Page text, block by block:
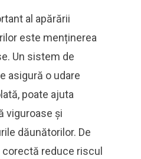
al apărării
este menținerea
Un sistem de
asigură o udare
poate ajuta
viguroase și
dăunătorilor. De
corectă reduce riscul